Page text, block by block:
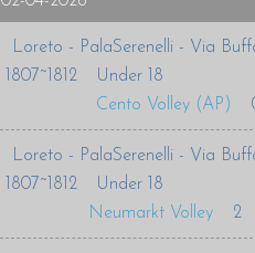
Loreto - PalaSerenelli - Via
1807~1812
Under 18
Cento Volley (AP)
Loreto - PalaSerenelli - Via
1807~1812
Under 18
Neumarkt Volley
2